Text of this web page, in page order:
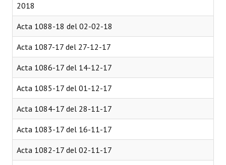
2018
Acta 1088-18 del 02-02-18
Acta 1087-17 del 27-12-17
Acta 1086-17 del 14-12-17
Acta 1085-17 del 01-12-17
Acta 1084-17 del 28-11-17
Acta 1083-17 del 16-11-17
Acta 1082-17 del 02-11-17